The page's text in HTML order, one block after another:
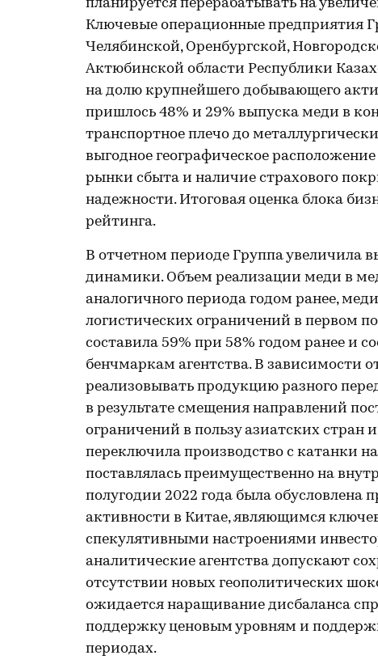
планируется перерабатывать на
Ключевые операционные предприятия
Челябинской, Оренбургской,
Актюбинской области Республики
на долю крупнейшего добывающего
пришлось 48% и 29% выпуска меди в
транспортное плечо до
выгодное географическое
рынки сбыта и наличие страхового
надежности. Итоговая оценка блока
рейтинга.
В отчетном периоде Группа увеличила
динамики. Объем реализации меди в
аналогичного периода годом ранее,
логистических ограничений в первом
составила 59% при 58% годом ранее и
бенчмаркам агентства. В
реализовывать продукцию разного
в результате смещения направлений
ограничений в пользу азиатских стран
переключила производство с катанки
поставлялась преимущественно на
полугодии 2022 года была
активности в Китае, являющимся
спекулятивными настроениями
аналитические агентства допускают
отсутствии новых геополитических
ожидается наращивание дисбаланса
поддержку ценовым уровням и
периодах.